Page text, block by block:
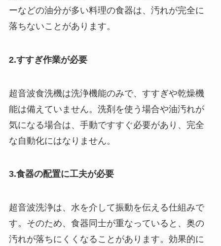
ーなどの油分が多い料理の食器は、汚れが完全に
落ちないことがあります。
2.すすぎ作業が必要
超音波食洗機は洗浄機能のみで、すすぎや乾燥機
能は備えていません。洗剤を使う場合や油汚れが
気になる場合は、手動ですすぐ必要があり、完全
な自動化にはなりません。
3.食器の配置に工夫が必要
超音波洗浄は、水を介して振動を伝える仕組みで
す。そのため、食器同士が重なっていると、奥の
汚れが落ちにくくなることがあります。効果的に